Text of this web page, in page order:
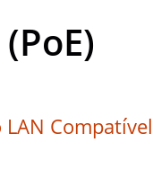
Compatível